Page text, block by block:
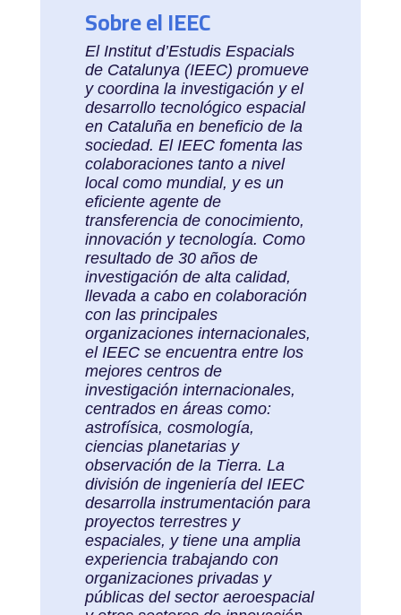
Sobre el IEEC
El Institut d’Estudis Espacials
de Catalunya (IEEC) promueve
y coordina la investigación y el
desarrollo tecnológico espacial
en Cataluña en beneficio de la
sociedad. El IEEC fomenta las
colaboraciones tanto a nivel
local como mundial, y es un
eficiente agente de
transferencia de conocimiento,
innovación y tecnología. Como
resultado de 30 años de
investigación de alta calidad,
llevada a cabo en colaboración
con las principales
organizaciones internacionales,
el IEEC se encuentra entre los
mejores centros de
investigación internacionales,
centrados en áreas como:
astrofísica, cosmología,
ciencias planetarias y
observación de la Tierra. La
división de ingeniería del IEEC
desarrolla instrumentación para
proyectos terrestres y
espaciales, y tiene una amplia
experiencia trabajando con
organizaciones privadas y
públicas del sector aeroespacial